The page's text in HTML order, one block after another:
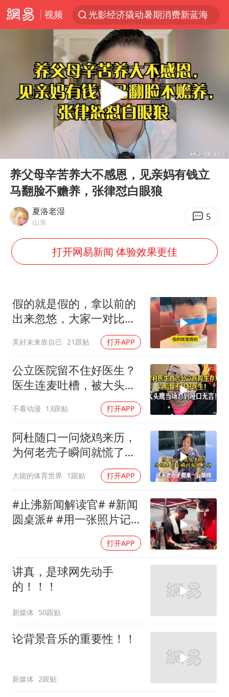
视频
光影经济撬动暑期消费新蓝海
央视新主播李秋莹孙亚鹏亮相
大V：马科斯把路走绝了
白海豚将正面袭击贯穿浙江
唐田赛前发布会上引用《孙子兵法》
泰国初中生饮弹自尽前开了26枪
宇树王兴兴被问了360多个问题
上四休三，但降薪1000元，你接受吗？
台当局重金为“台独”织“皇帝新衣”
郑丽文：台湾从来没有“独立”过
乐享全民健身 共筑健康中国
Play
养父母辛苦养大不感恩，见亲妈有钱立
马翻脸不赡养，张律怼白眼狼
夏洛老湿
山东 5
打开网易新闻 体验效果更佳
假的就是假的，拿以前的
出来忽悠，大家一对比就
美好未来靠自己 21跟贴 打开APP
公立医院留不住好医生？
医生连麦吐槽，被大头鹰
不看动漫 13跟贴 打开APP
阿杜随口一问烧鸡来历，
为何老壳子瞬间就慌了
神？难道真的是偷的
大能的体育世界 1跟贴 打开APP
#止沸新闻解读官# #新闻
圆桌派# #用一张照片记
打开APP
讲真，是球网先动手
的！！！
新媒体 50跟贴
论背景音乐的重要性！！
新媒体 2跟贴